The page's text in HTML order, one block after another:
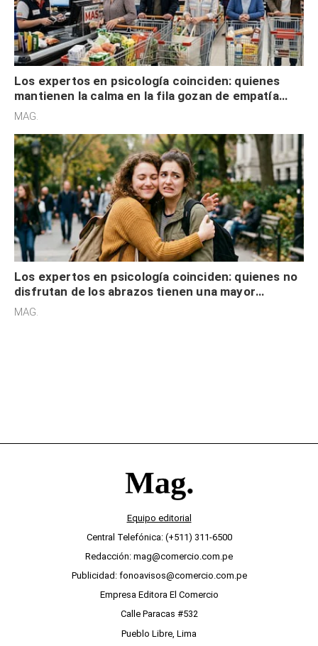
Los expertos en psicología coinciden: quienes
mantienen la calma en la fila gozan de empatía
cognitiva, gratitud y no solo tienen autocontrol
MAG.
Los expertos en psicología coinciden: quienes no
disfrutan de los abrazos tienen una mayor
sensibilidad a los estímulos físicos y no es por
MAG.
Equipo editorial
Central Telefónica: (+511) 311-6500
Redacción: mag@comercio.com.pe
Publicidad: fonoavisos@comercio.com.pe
Empresa Editora El Comercio
Calle Paracas #532
Pueblo Libre, Lima